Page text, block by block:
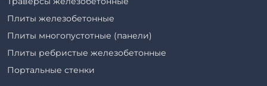
Плиты железобетонные
Плиты многопустотные (панели)
Плиты ребристые железобетонные
Портальные стенки